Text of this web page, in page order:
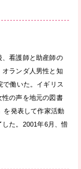
、看護師と助産師の
ランダ人男性と知
で働いた。イギリス
性の声を地元の図書
を発表して作家活動
た。2001年6月、惜